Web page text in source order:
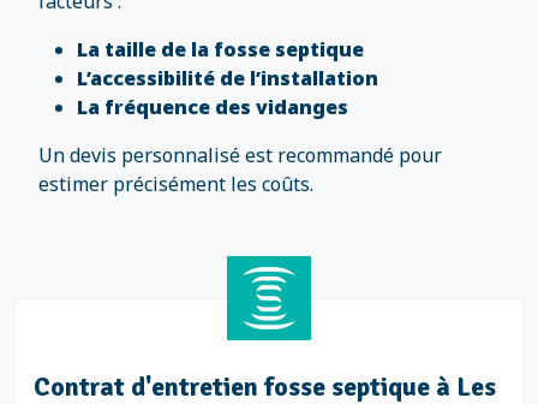
La taille de la fosse septique
L’accessibilité de l’installation
La fréquence des vidanges
Un devis personnalisé est recommandé pour
estimer précisément les coûts.
fosse septique à Les Billanges